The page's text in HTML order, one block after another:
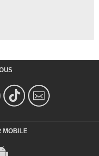
MOBILE